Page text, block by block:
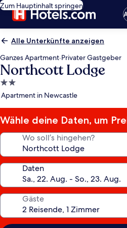
Zum Hauptinhalt springen
Alle Unterkünfte anzeigen
Ganzes Apartment·Privater Gastgeber
Northcott Lodge
2.0-
Sterne-
Apartment in Newcastle
Wähle deine Daten, um
Wo soll’s hingehen?
Daten
Gäste